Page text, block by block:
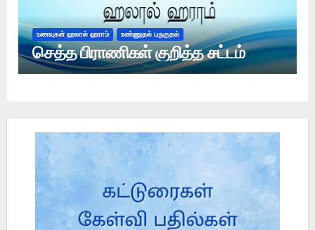
உணவுகள் ஹலால் ஹராம் உண்ணுதல் பருகுதல்
செத்த பிராணிகள் குறித்த சட்டம்